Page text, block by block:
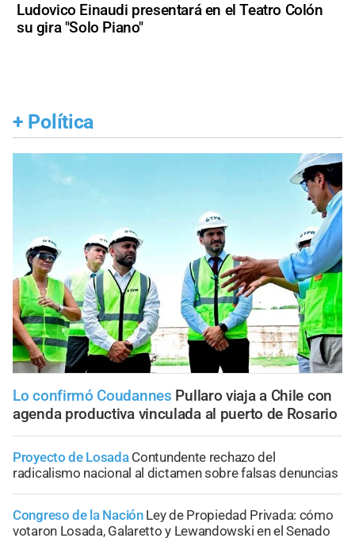
Ludovico Einaudi presentará en el Teatro Colón
su gira "Solo Piano"
+ Política
Lo confirmó Coudannes Pullaro viaja a Chile con
agenda productiva vinculada al puerto de Rosario
Proyecto de Losada Contundente rechazo del
radicalismo nacional al dictamen sobre falsas denuncias
Congreso de la Nación Ley de Propiedad Privada: cómo
votaron Losada, Galaretto y Lewandowski en el Senado